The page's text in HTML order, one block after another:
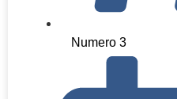
Numero 3